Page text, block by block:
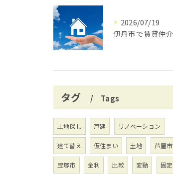
2026/07/19
タグ Tags
土地探し 戸建 リノベーション
建て替え 仮住まい 土地 芦屋市
宝塚市 金利 比較 変動 固定